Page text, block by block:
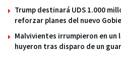
Trump destinará UDS 1.000
reforzar planes del nuevo
Malvivientes irrumpieron en un
huyeron tras disparo de un